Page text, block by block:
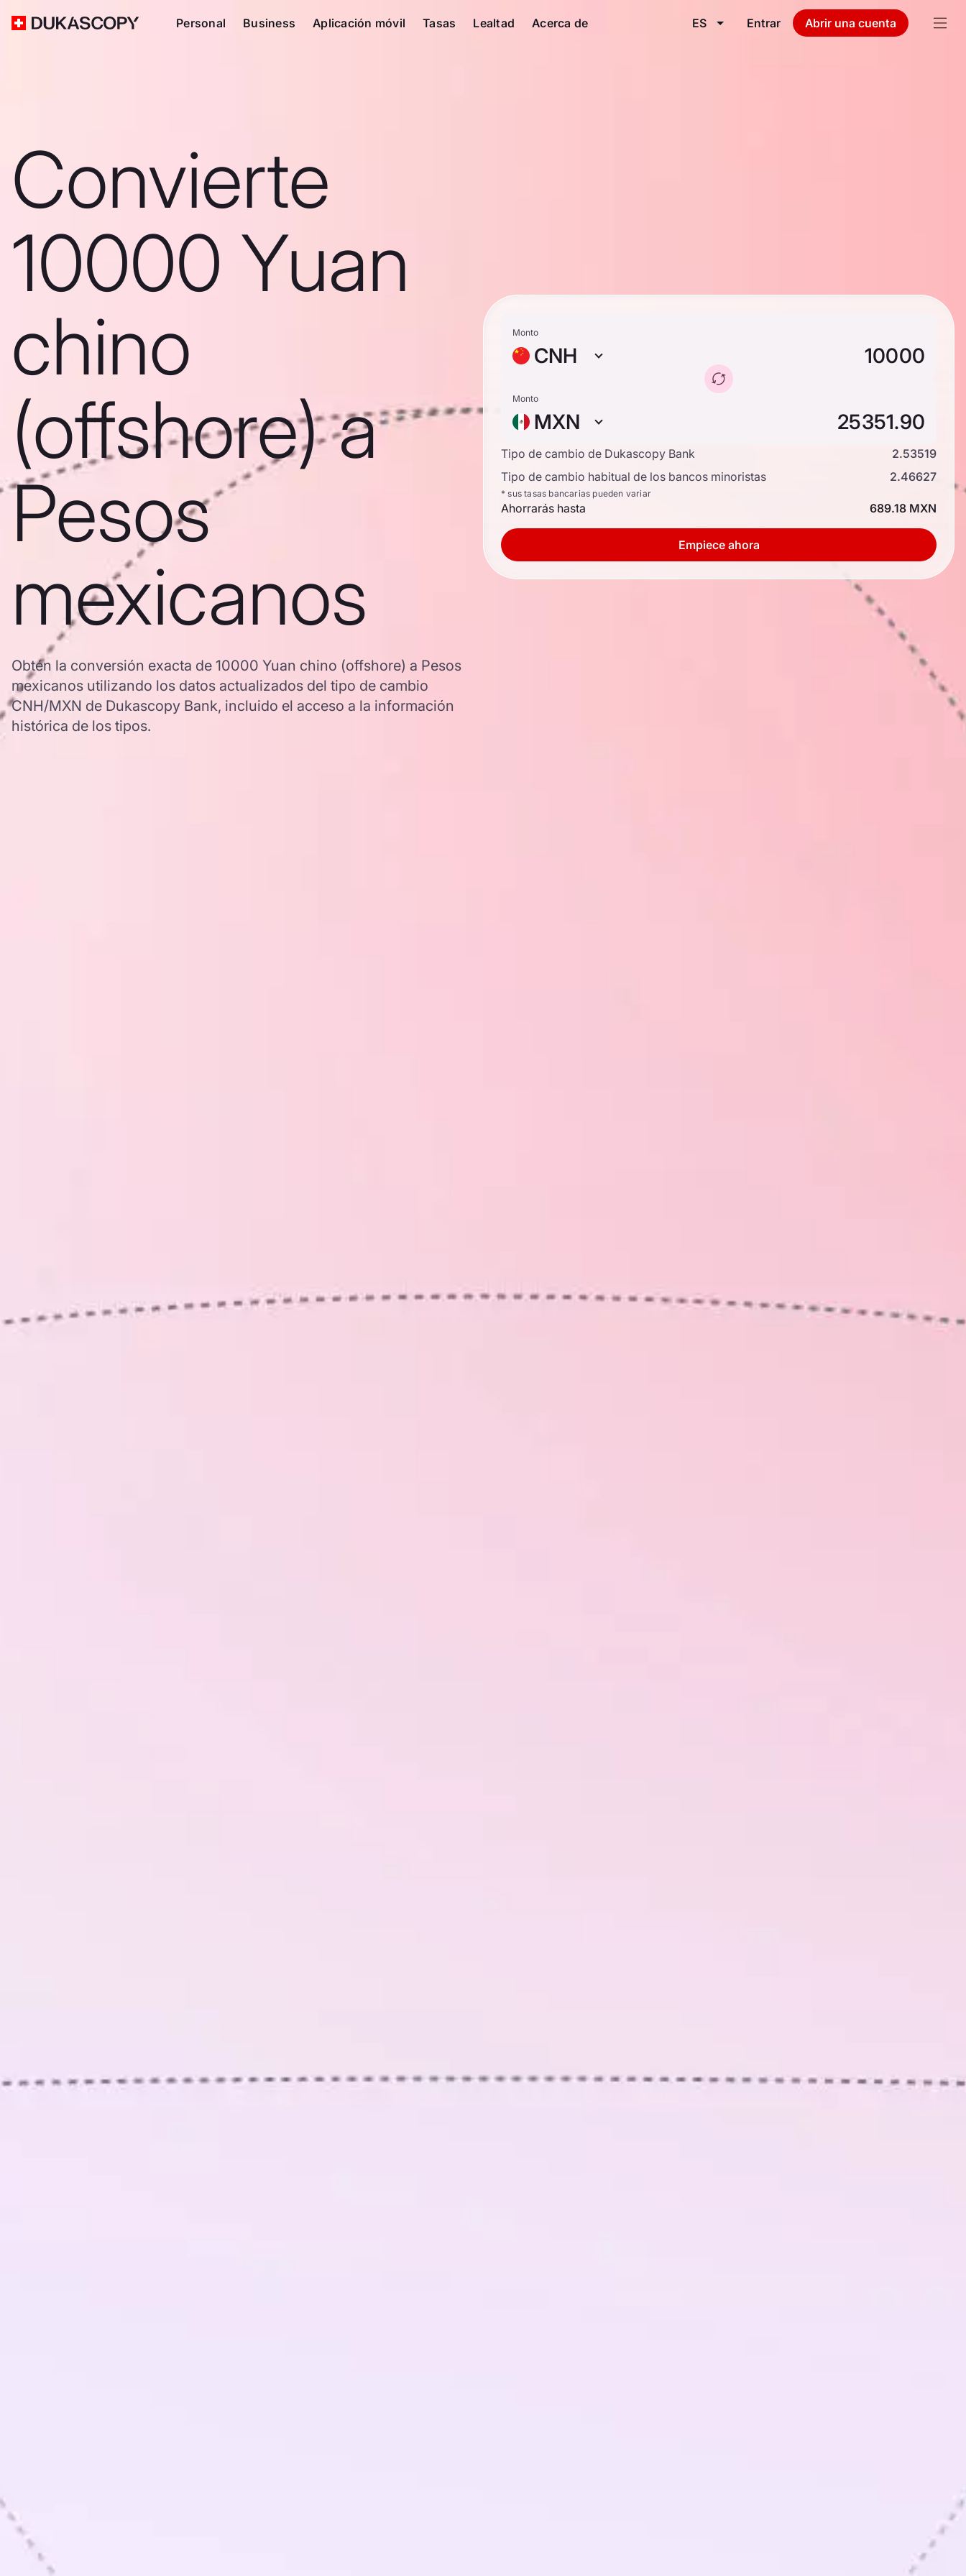
Personal Business Aplicación móvil Tasas Lealtad Acerca de ES Entrar Abrir una cuenta
Convierte
10000 Yuan
chino
(offshore) a
Pesos
mexicanos
Obtén la conversión exacta de 10000 Yuan chino (offshore) a Pesos
mexicanos utilizando los datos actualizados del tipo de cambio
CNH/MXN de Dukascopy Bank, incluido el acceso a la información
histórica de los tipos.
Monto
CNH
Monto
MXN
Tipo de cambio de Dukascopy Bank
2.53519
Tipo de cambio habitual de los bancos minoristas
2.46627
* sus tasas bancarias pueden variar
Ahorrarás hasta 689.18 MXN
Empiece ahora